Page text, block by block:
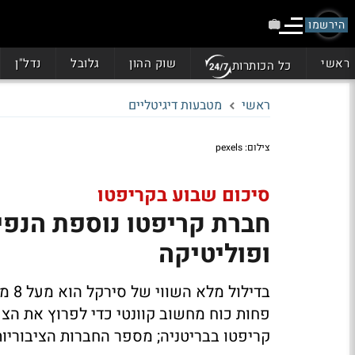
הירשמו
ראשי כל הכותרות שוק ההון גלובל נדל"ן
ראשי מטבעות דיגיטליים
צילום: pexels
סיכום שבוע בקריפטו
חברת קריפטו נוספת
ופוליטיקה
פחות כוח מחשוב קוונטי כדי לפרוץ את
קריפטו בבריטניה; מספר החברות